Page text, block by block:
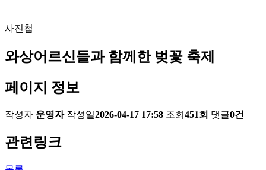
사진첩
와상어르신들과 함께한 벚꽃 축제
페이지 정보
작성자 운영자 작성일2026-04-17 17:58 조회 451회 댓글0건
관련링크